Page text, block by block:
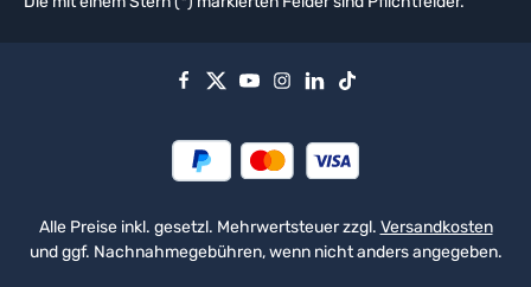
Alle Preise inkl. gesetzl. Mehrwertsteuer zzgl. Versandkosten
und ggf. Nachnahmegebühren, wenn nicht anders angegeben.